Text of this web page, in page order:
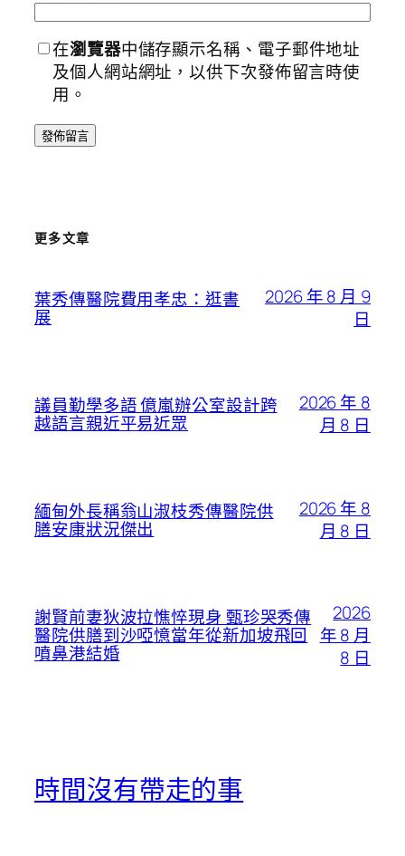
在瀏覽器中儲存顯示名稱、電子郵件地址
及個人網站網址，以供下次發佈留言時使
用。
更多文章
葉秀傳醫院費用孝忠：逛書
展
2026 年 8 月 9
日
議員勤學多語 億嵐辦公室設計跨
越語言親近平易近眾
2026 年 8
月 8 日
緬甸外長稱翁山淑枝秀傳醫院供
膳安康狀況傑出
2026 年 8
月 8 日
謝賢前妻狄波拉憔悴現身 甄珍哭秀傳
醫院供膳到沙啞憶當年從新加坡飛回
噴鼻港結婚
2026
年 8 月
8 日
時間沒有帶走的事